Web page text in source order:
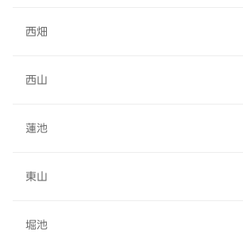
西畑
西山
蓮池
東山
堀池